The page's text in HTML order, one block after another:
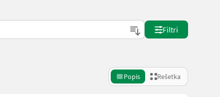
Filtri
Popis Rešetka